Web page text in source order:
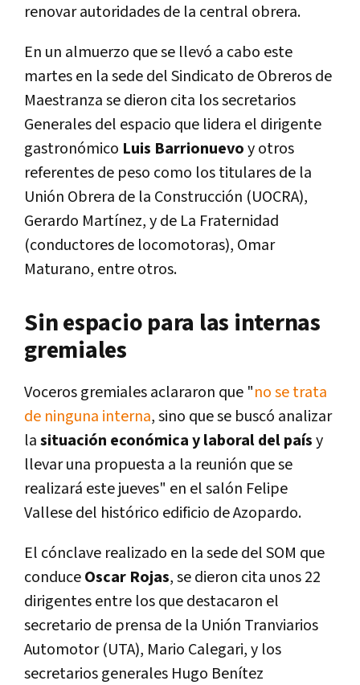
renovar autoridades de la central obrera.
En un almuerzo que se llevó a cabo este
martes en la sede del Sindicato de Obreros de
Maestranza se dieron cita los secretarios
Generales del espacio que lidera el dirigente
gastronómico Luis Barrionuevoy otros
referentes de peso como los titulares de la
Unión Obrera de la Construcción (UOCRA),
Gerardo Martínez, y de La Fraternidad
(conductores de locomotoras), Omar
Maturano, entre otros.
Sin espacio para las internas
gremiales
Voceros gremiales aclararon que "no se trata
de ninguna interna, sino que se buscó analizar
lasituación económica y laboral del paísy
llevar una propuesta a la reunión que se
realizará este jueves" en el salón Felipe
Vallese del histórico edificio de Azopardo.
El cónclave realizado en la sede del SOM que
conduceOscar Rojas, se dieron cita unos 22
dirigentes entre los que destacaron el
secretario de prensa de la Unión Tranviarios
Automotor (UTA), Mario Calegari, y los
secretarios generales Hugo Benítez